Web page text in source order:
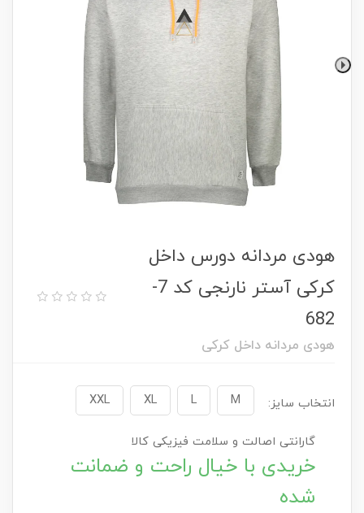
هودی مردانه دورس داخل
کرکی آستر نارنجی کد 7-
682
هودی مردانه داخل کرکی
انتخاب سایز: M
L
XL
XXL
گارانتی اصالت و سلامت فیزیکی کالا
خریدی با خیال راحت و ضمانت
شده